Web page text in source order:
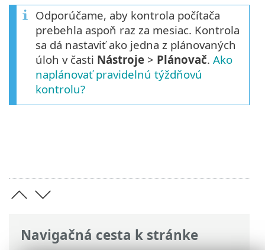
Navigačná cesta k stránke
Odporúčame, aby kontrola počítača
prebehla aspoň raz za mesiac. Kontrola
sa dá nastaviť ako jedna z plánovaných
úloh v časti Nástroje > Plánovač. Ako
naplánovať pravidelnú týždňovú
kontrolu?